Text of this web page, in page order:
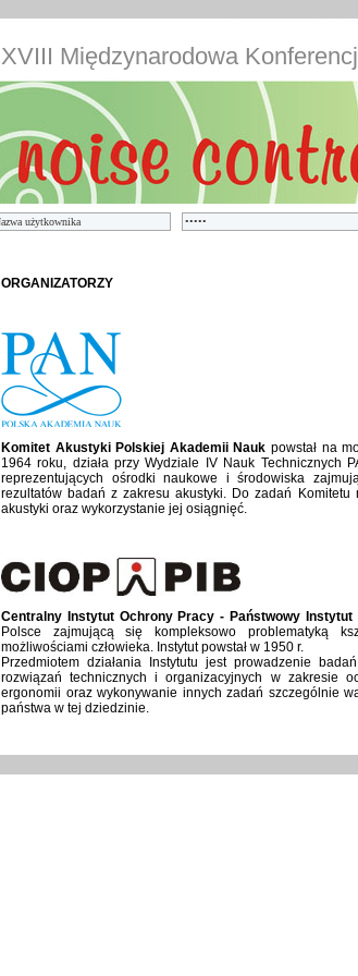
XVIII Międzynarodowa
ORGANIZATORZY
Komitet Akustyki Polskiej Akademii Nauk powstał na
1964 roku, działa przy Wydziale IV Nauk Technicznych
reprezentujących ośrodki naukowe i środowiska
rezultatów badań z zakresu akustyki. Do zadań Komitetu
akustyki oraz wykorzystanie jej osiągnięć.
Centralny Instytut Ochrony Pracy - Państwowy Instytut
Polsce zajmującą się kompleksowo problematyką
możliwościami człowieka. Instytut powstał w 1950 r.
Przedmiotem działania Instytutu jest prowadzenie
rozwiązań technicznych i organizacyjnych w zakresie
ergonomii oraz wykonywanie innych zadań szczególnie
państwa w tej dziedzinie.